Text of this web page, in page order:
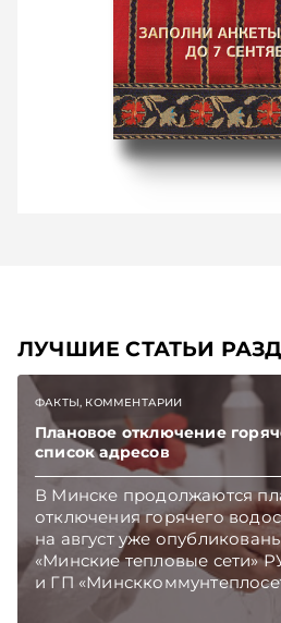
ЛУЧШИЕ СТАТЬИ
ФАКТЫ, КОММЕНТАРИИ
Плановое отключение
список адресов
В Минске продолжаются
отключения горячего
на август уже
«Минские тепловые сети»
и ГП